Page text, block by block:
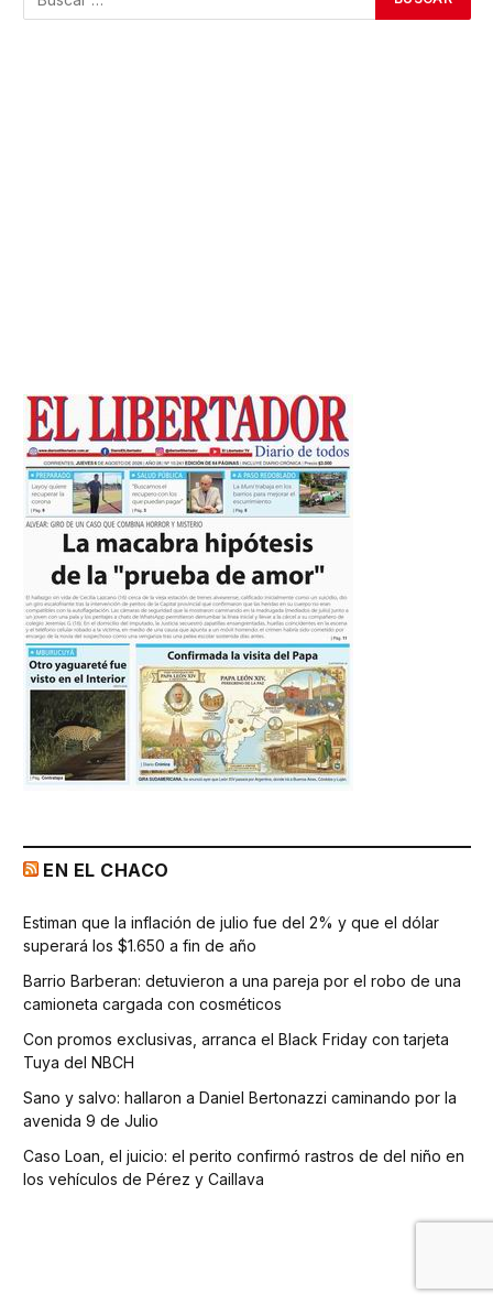
EN EL CHACO
Estiman que la inflación de julio fue del 2% y que el dólar
superará los $1.650 a fin de año
Barrio Barberan: detuvieron a una pareja por el robo de una
camioneta cargada con cosméticos
Con promos exclusivas, arranca el Black Friday con tarjeta
Tuya del NBCH
Sano y salvo: hallaron a Daniel Bertonazzi caminando por la
avenida 9 de Julio
Caso Loan, el juicio: el perito confirmó rastros de del niño en
los vehículos de Pérez y Caillava